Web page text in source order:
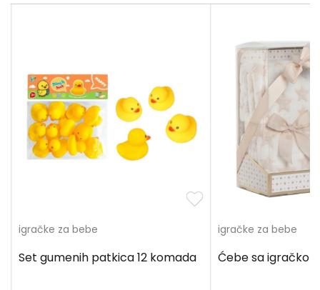
igračke za bebe
Set gumenih patkica 12 komada
igračke za bebe
Ćebe sa